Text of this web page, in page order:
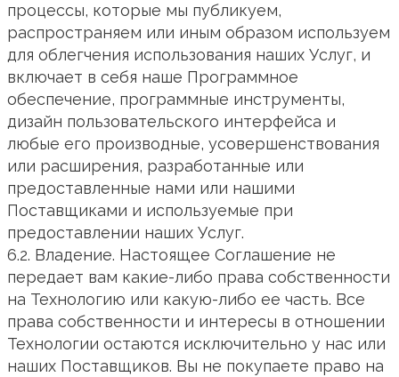
процессы, которые мы публикуем,
распространяем или иным образом используем
для облегчения использования наших Услуг, и
включает в себя наше Программное
обеспечение, программные инструменты,
дизайн пользовательского интерфейса и
любые его производные, усовершенствования
или расширения, разработанные или
предоставленные нами или нашими
Поставщиками и используемые при
предоставлении наших Услуг.
6.2. Владение. Настоящее Соглашение не
передает вам какие-либо права собственности
на Технологию или какую-либо ее часть. Все
права собственности и интересы в отношении
Технологии остаются исключительно у нас или
наших Поставщиков. Вы не покупаете право на